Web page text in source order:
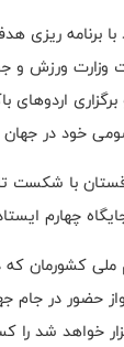
برنامه ریزی
وزارت ورزش و
اردوهای
خود در جهان
با شکست
چهارم
خواهد شد را